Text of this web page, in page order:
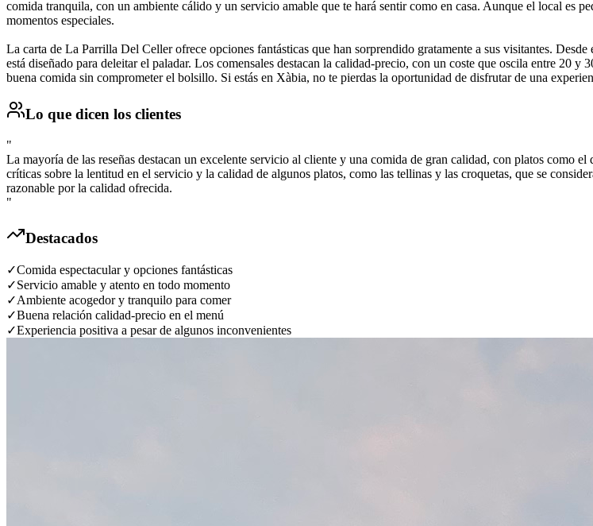
comida tranquila, con un ambiente cálido y un servicio amable que te hará sentir como en casa. Aunque el local es
momentos especiales.
La carta de La Parrilla Del Celler ofrece opciones fantásticas que han sorprendido gratamente a sus visitantes.
está diseñado para deleitar el paladar. Los comensales destacan la calidad-precio, con un coste que oscila entre 20
buena comida sin comprometer el bolsillo. Si estás en Xàbia, no te pierdas la oportunidad de disfrutar de una
Lo que dicen los clientes
"
La mayoría de las reseñas destacan un excelente servicio al cliente y una comida de gran calidad, con platos como
críticas sobre la lentitud en el servicio y la calidad de algunos platos, como las tellinas y las croquetas, que se
razonable por la calidad ofrecida.
"
Destacados
✓Comida espectacular y opciones fantásticas
✓Servicio amable y atento en todo momento
✓Ambiente acogedor y tranquilo para comer
✓Buena relación calidad-precio en el menú
✓Experiencia positiva a pesar de algunos inconvenientes